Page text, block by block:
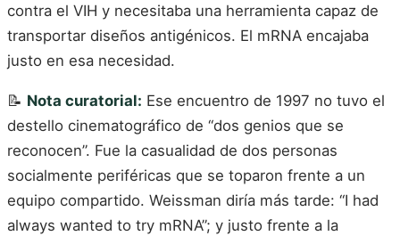
contra el VIH y necesitaba una herramienta capaz de
transportar diseños antigénicos. El mRNA encajaba
justo en esa necesidad.
📝 Nota curatorial: Ese encuentro de 1997 no tuvo el
destello cinematográfico de “dos genios que se
reconocen”. Fue la casualidad de dos personas
socialmente periféricas que se toparon frente a un
equipo compartido. Weissman diría más tarde: “I had
always wanted to try mRNA”; y justo frente a la